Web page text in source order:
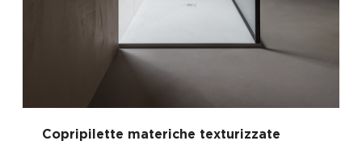
Copripilette materiche texturizzate